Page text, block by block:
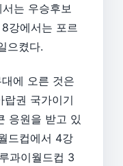
는 우승후보
강에서는 포르
으켰다.
에 오른 것은
랍권 국가이기
응원을 받고 있
드컵에서 4강
과이월드컵 3